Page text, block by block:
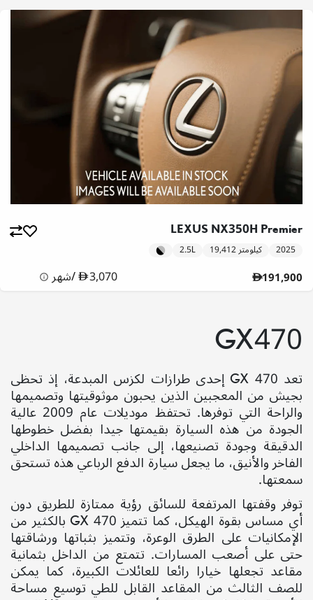
LEXUS NX350H Premier
2025 19,412 كيلومتر 2.5L
191,900
3,070
/شهر
GX470
تعد GX 470 إحدى طرازات لكزس المبدعة، إذ تحظى
بجيش من المعجبين الذين يحبون موثوقيتها وتصميمها
والراحة التي توفرها. تحتفظ موديلات عام 2009عالية
الجودة من هذه السيارة بقيمتها جيدا بفضل خطوطها
الدقيقة وجودة تصنيعها، إلى جانب تصميمها الداخلي
الفاخر والأنيق، ما يجعل سيارة الدفع الرباعي هذه تستحق
سمعتها.
توفر وقفتها المرتفعة للسائق رؤية ممتازة للطريق دون
أي مساس بقوة الهيكل، كما تتميزGX 470 بالكثير من
الإمكانيات على الطرق الوعرة، وتتميز بثباتها ورشاقتها
حتى على أصعب المسارات. تتمتع من الداخل بثمانية
مقاعد تجعلها خيارا رائعا للعائلات الكبيرة، كما يمكن
للصف الثالث من المقاعد القابل للطي توسيع مساحة